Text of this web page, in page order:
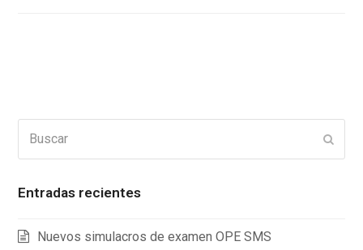
Entradas recientes
Nuevos simulacros de examen OPE SMS